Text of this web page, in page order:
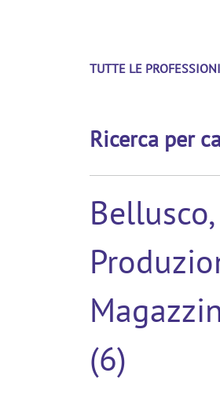
TUTTE LE PROFESSIONI
Ricerca per
Bellusco,
(6)